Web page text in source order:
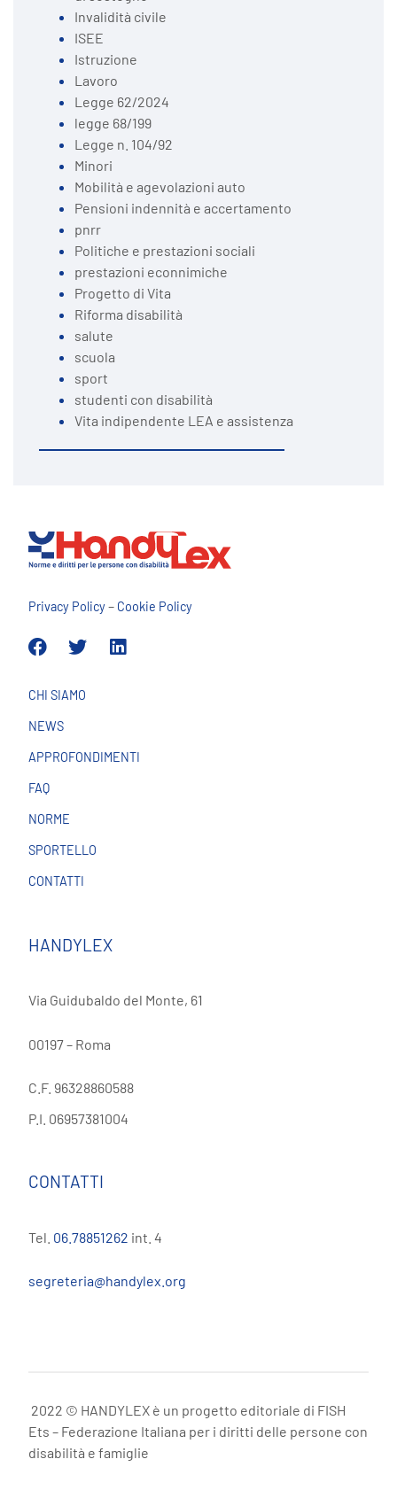
Invalidità civile
ISEE
Istruzione
Lavoro
Legge 62/2024
legge 68/199
Legge n. 104/92
Minori
Mobilità e agevolazioni auto
Pensioni indennità e accertamento
pnrr
Politiche e prestazioni sociali
prestazioni econnimiche
Progetto di Vita
Riforma disabilità
salute
scuola
sport
studenti con disabilità
Vita indipendente LEA e assistenza
Privacy Policy– Cookie Policy
CHI SIAMO
NEWS
APPROFONDIMENTI
FAQ
NORME
SPORTELLO
CONTATTI
HANDYLEX
Via Guidubaldo del Monte, 61
00197 – Roma
C.F. 96328860588
P.I. 06957381004
CONTATTI
Tel. 06.78851262 int. 4
segreteria@handylex.org
2022 © HANDYLEX è un progetto editoriale di FISH
Ets – Federazione Italiana per i diritti delle persone con
disabilità e famiglie